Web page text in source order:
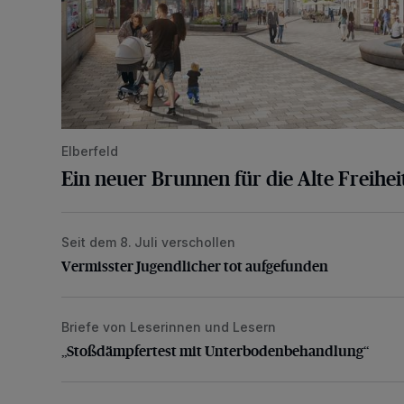
Elberfeld
Ein neuer Brunnen für die Alte
Vermisster Jugendlicher tot aufgefunden
Seit dem 8. Juli verschollen
Vermisster Jugendlicher tot aufgefunden
„Stoßdämpfertest mit Unterbodenbehandlung“
Briefe von Leserinnen und Lesern
„Stoßdämpfertest mit Unterbodenbehandlung“